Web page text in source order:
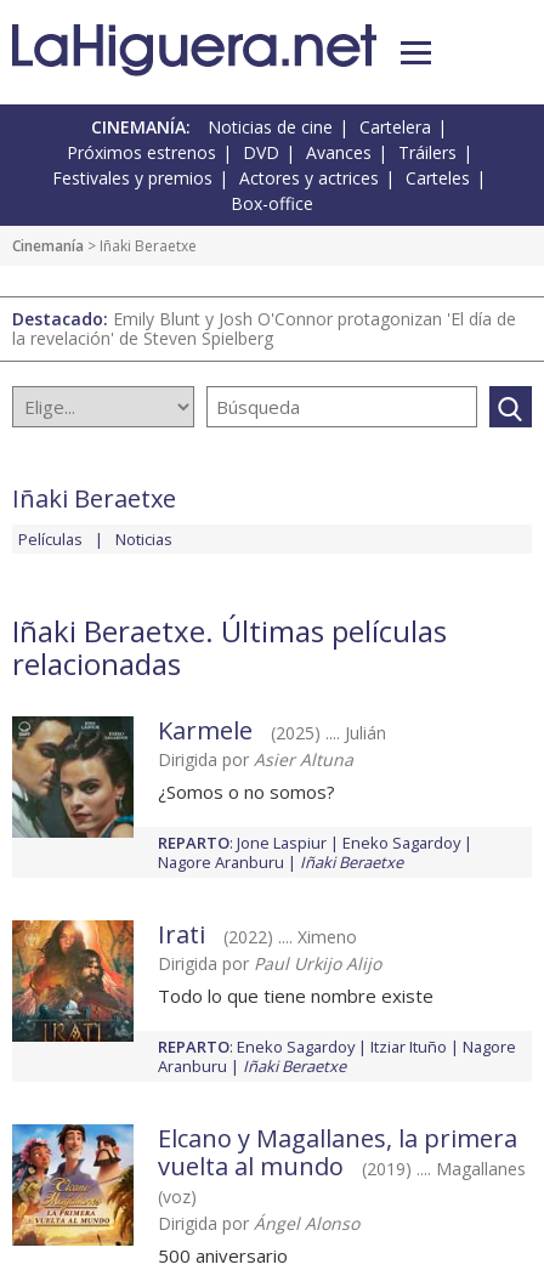
CINEMANÍA: Noticias de cine
Cartelera
Próximos estrenos
DVD Avances
Tráilers
Festivales y premios
Actores y actrices
Carteles
Box-office
Cinemanía > Iñaki Beraetxe
Destacado: Emily Blunt y Josh O'Connor protagonizan 'El día de
la revelación' de Steven Spielberg
Iñaki Beraetxe
Películas Noticias
Iñaki Beraetxe. Últimas películas
relacionadas
Karmele
(2025) .... Julián
Dirigida por Asier Altuna
¿Somos o no somos?
REPARTO: Jone Laspiur
Eneko Sagardoy
Nagore Aranburu
Iñaki Beraetxe
Irati
(2022) .... Ximeno
Dirigida por Paul Urkijo Alijo
Todo lo que tiene nombre existe
REPARTO: Eneko Sagardoy Itziar Ituño
Nagore
Aranburu
Iñaki Beraetxe
Elcano y Magallanes, la primera
vuelta al mundo
(2019) .... Magallanes
(voz)
Dirigida por Ángel Alonso
500 aniversario